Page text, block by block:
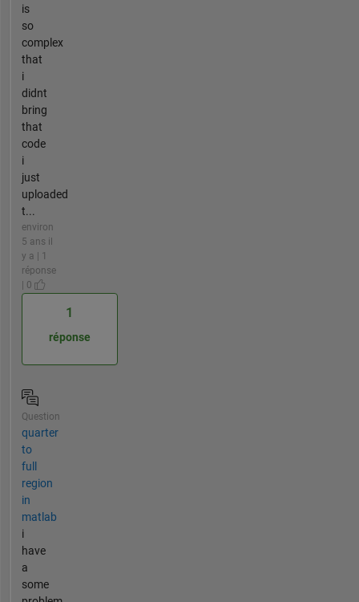
is
so
complex
that
i
didnt
bring
that
code
i
just
uploaded
t...
environ
5 ans il
y a | 1
réponse
| 0
1
réponse
Question
quarter
to
full
region
in
matlab
i
have
a
some